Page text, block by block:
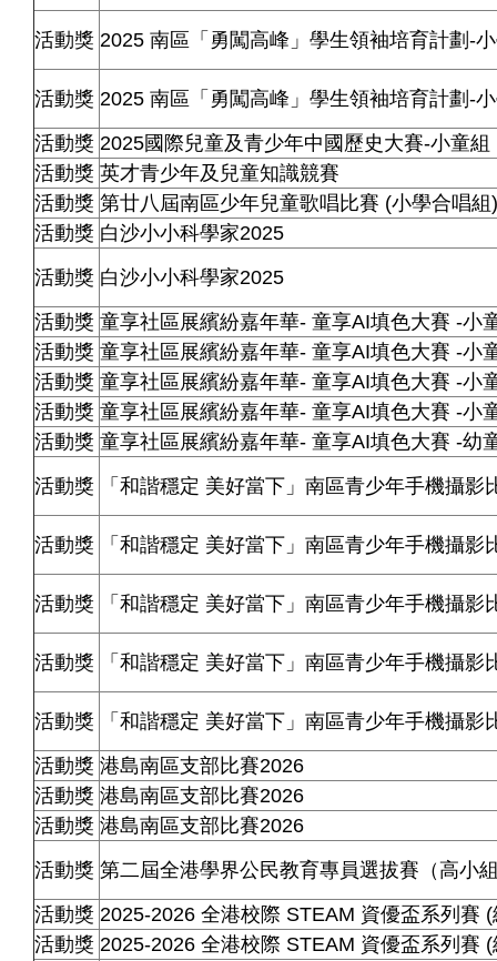
活動獎 2025 南區「勇闖高峰」學生領袖培育計劃 -
活動獎 2025 南區「勇闖高峰」學生領袖培育計劃 -
活動獎 2025國際兒童及青少年中國歷史大賽-小童組
活動獎 英才青少年及兒童知識競賽
活動獎 第廿八屆南區少年兒童歌唱比賽 (小學合唱組)
活動獎 白沙小小科學家2025
活動獎 白沙小小科學家2025
活動獎 童享社區展繽紛嘉年華- 童享AI填色大賽 -小
活動獎 童享社區展繽紛嘉年華- 童享AI填色大賽 -小
活動獎 童享社區展繽紛嘉年華- 童享AI填色大賽 -小
活動獎 童享社區展繽紛嘉年華- 童享AI填色大賽 -小
活動獎 童享社區展繽紛嘉年華- 童享AI填色大賽 -幼
活動獎
「和諧穩定 美好當下」南區青少年手機攝影
活動獎 「和諧穩定 美好當下」南區青少年手機攝影
活動獎 「和諧穩定 美好當下」南區青少年手機攝影
活動獎 「和諧穩定 美好當下」南區青少年手機攝影
活動獎
「和諧穩定 美好當下」南區青少年手機攝影
活動獎 港島南區支部比賽2026
活動獎 港島南區支部比賽2026
活動獎 港島南區支部比賽2026
活動獎 第二屆全港學界公民教育專員選拔賽（高小
活動獎 2025-2026 全港校際 STEAM 資優盃系列賽
活動獎 2025-2026 全港校際 STEAM 資優盃系列賽